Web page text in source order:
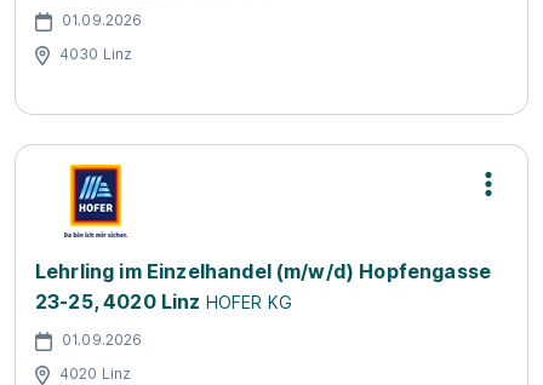
01.09.2026
4030 Linz
Lehrling im Einzelhandel (m/w/d) Hopfengasse
23-25, 4020 Linz HOFER KG
01.09.2026
4020 Linz